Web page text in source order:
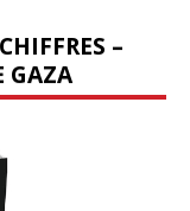
–
GAZA